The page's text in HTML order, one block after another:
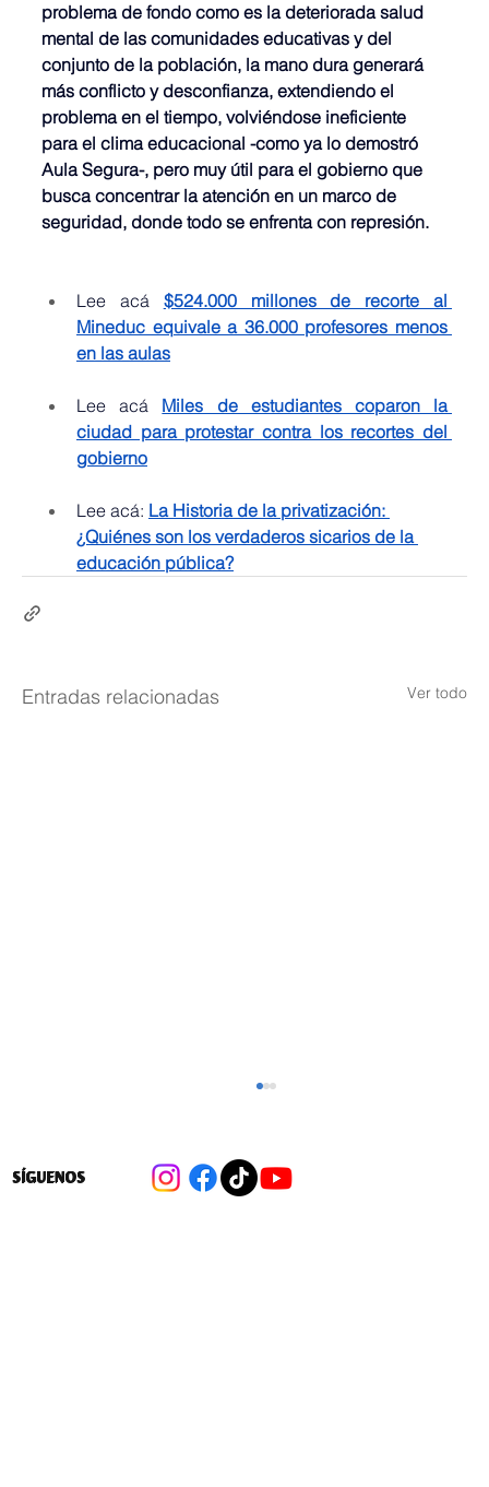
problema de fondo como es la deteriorada salud
mental de las comunidades educativas y del
conjunto de la población, la mano dura generará
más conflicto y desconfianza, extendiendo el
problema en el tiempo, volviéndose ineficiente
para el clima educacional -como ya lo demostró
Aula Segura-, pero muy útil para el gobierno que
busca concentrar la atención en un marco de
seguridad, donde todo se enfrenta con represión.
Lee acá $524.000 millones de recorte al
Mineduc equivale a 36.000 profesores menos
en las aulas
Lee acá Miles de estudiantes coparon la
ciudad para protestar contra los recortes del
gobierno
Lee acá: La Historia de la privatización:
¿Quiénes son los verdaderos sicarios de la
educación pública?
Entradas relacionadas Ver todo
SÍGUENOS